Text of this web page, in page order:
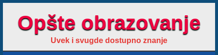
Opšte obrazovanje
Uvek i svugde dostupno znanje